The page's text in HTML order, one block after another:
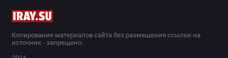
Копирование материалов сайта без размещения ссылки на
источник - запрещено.